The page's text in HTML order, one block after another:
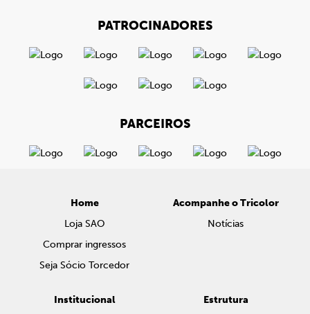
PATROCINADORES
PARCEIROS
Home
Loja SAO
Comprar ingressos
Seja Sócio Torcedor
Acompanhe o Tricolor
Notícias
Institucional
Estrutura